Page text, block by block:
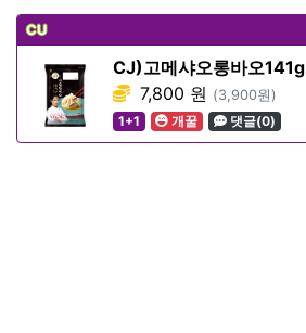
CU
CJ)고메샤오롱바오141g
7,800 원 (3,900원)
1+1
개꿀 댓글(0)